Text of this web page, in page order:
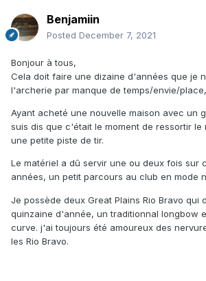
Benjamiin
Posted December 7, 2021
Bonjour à tous,
Cela doit faire une dizaine d'années que je
l'archerie par manque de temps/envie/
Ayant acheté une nouvelle maison avec un
suis dis que c'était le moment de ressortir le
une petite piste de tir.
Le matériel a dû servir une ou deux fois sur
années, un petit parcours au club en mode
Je possède deux Great Plains Rio Bravo qui
quinzaine d'année, un traditionnal longbow
curve. j'ai toujours été amoureux des
les Rio Bravo.